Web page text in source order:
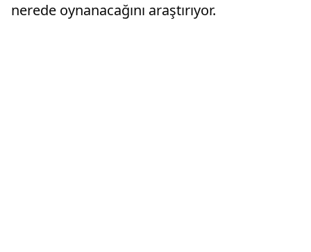
nerede oynanacağını araştırıyor.